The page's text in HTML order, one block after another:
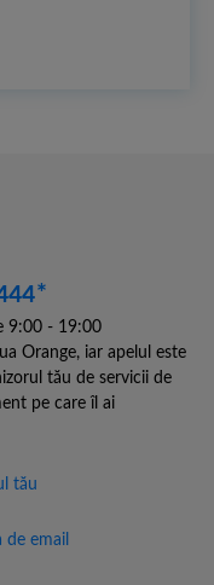
tău
de email
9:00 - 19:00
Orange, iar apelul este
tău de servicii de
pe care îl ai